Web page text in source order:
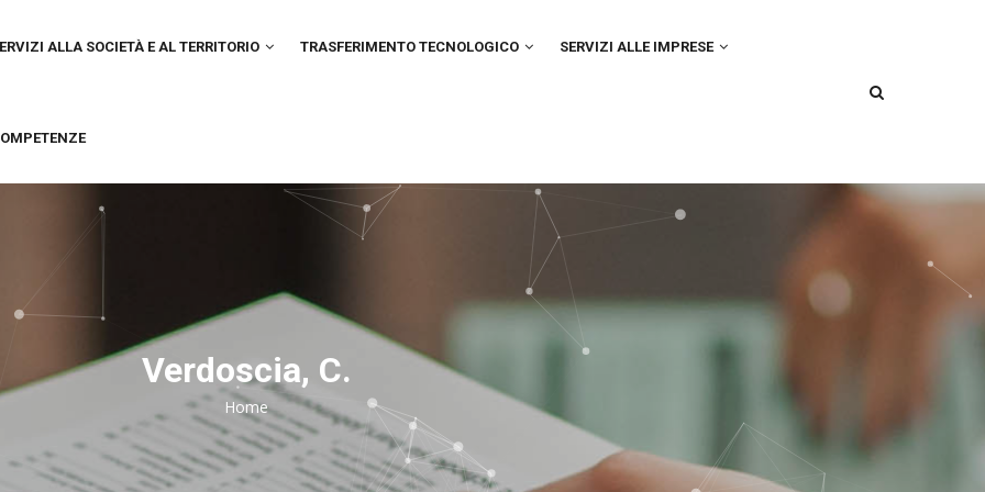
ALLA SOCIETÀ E AL TERRITORIO TRASFERIMENTO TECNOLOGICO SERVIZI ALLE IMPRESE
Verdoscia, C.
Breadcrumb
Home